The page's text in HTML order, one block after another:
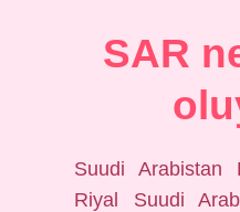
SAR
Suudi Arabistan
Riyal Suudi